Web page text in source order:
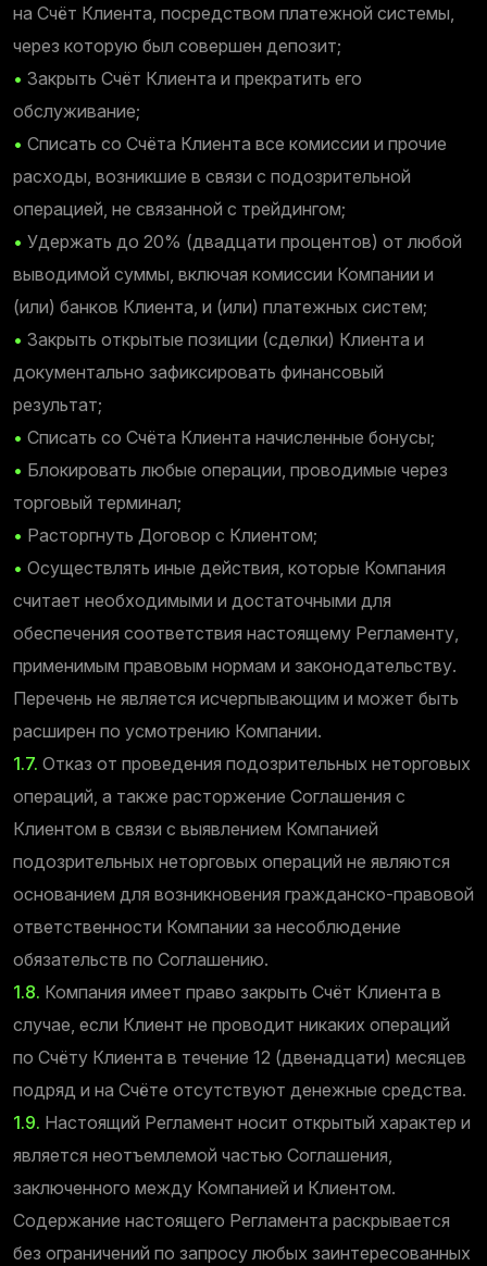
на Счёт Клиента, посредством платежной системы,
через которую был совершен депозит;
• Закрыть Счёт Клиента и прекратить его
обслуживание;
• Списать со Счёта Клиента все комиссии и прочие
расходы, возникшие в связи с подозрительной
операцией, не связанной с трейдингом;
• Удержать до 20% (двадцати процентов) от любой
выводимой суммы, включая комиссии Компании и
(или) банков Клиента, и (или) платежных систем;
• Закрыть открытые позиции (сделки) Клиента и
документально зафиксировать финансовый
результат;
• Списать со Счёта Клиента начисленные бонусы;
• Блокировать любые операции, проводимые через
торговый терминал;
• Расторгнуть Договор с Клиентом;
• Осуществлять иные действия, которые Компания
считает необходимыми и достаточными для
обеспечения соответствия настоящему Регламенту,
применимым правовым нормам и законодательству.
Перечень не является исчерпывающим и может быть
расширен по усмотрению Компании.
1.7. Отказ от проведения подозрительных неторговых
операций, а также расторжение Соглашения с
Клиентом в связи с выявлением Компанией
подозрительных неторговых операций не являются
основанием для возникновения гражданско-правовой
ответственности Компании за несоблюдение
обязательств по Соглашению.
1.8. Компания имеет право закрыть Счёт Клиента в
случае, если Клиент не проводит никаких операций
по Счёту Клиента в течение 12 (двенадцати) месяцев
подряд и на Счёте отсутствуют денежные средства.
1.9. Настоящий Регламент носит открытый характер и
является неотъемлемой частью Соглашения,
заключенного между Компанией и Клиентом.
Содержание настоящего Регламента раскрывается
без ограничений по запросу любых заинтересованных